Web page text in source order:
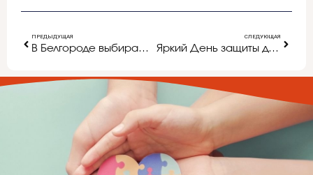
ПРЕДЫДУЩАЯ
В Белгороде выбирают воспитателя года
СЛЕДУЮЩАЯ
Яркий День защиты детей